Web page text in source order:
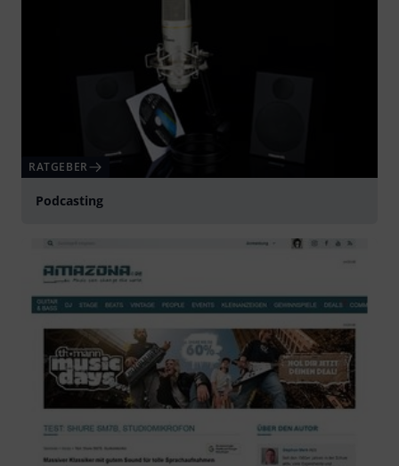
RATGEBER
Podcasting